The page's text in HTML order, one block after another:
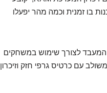
בו זמנית וכמה מהר יפעלו
המעבד לצורך שימוש במשחקים
עם כרטיס גרפי חזק וזיכרון